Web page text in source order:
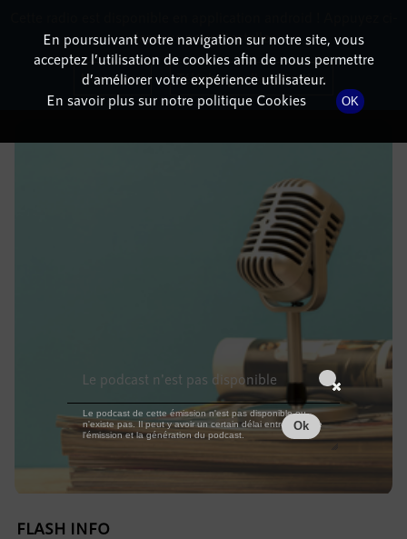
DÉTAILS DE L'ÉPISODE
13 février 2023à 7h59 , durée : Invalid date
FLASH INFO
En poursuivant votre navigation sur notre site, vous
acceptez l’utilisation de cookies afin de nous permettre
d’améliorer votre expérience utilisateur.
En savoir plus sur notre politique Cookies
OK
dessous pour l'installer.
Non merci Télécharger l'application
Le podcast n'est pas disponible
Le podcast de cette émission n'est pas disponible ou
n'existe pas. Il peut y avoir un certain délai entre la fin de
l'émission et la génération du podcast.
Ok